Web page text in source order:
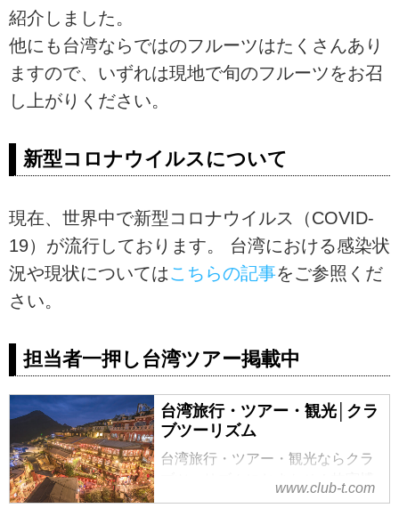
紹介しました。
他にも台湾ならではのフルーツはたくさんあり
ますので、いずれは現地で旬のフルーツをお召
し上がりください。
新型コロナウイルスについて
現在、世界中で新型コロナウイルス（COVID-
19）が流行しております。 台湾における感染状
況や現状についてはこちらの記事をご参照くだ
さい。
担当者一押し台湾ツアー掲載中
台湾旅行・ツアー・観光│クラ
ブツーリズム
台湾旅行・ツアー・観光ならクラ
ブツーリズムにおまかせ！故宮博
物院や幻想的な九フンの夜景、自
www.club-t.com